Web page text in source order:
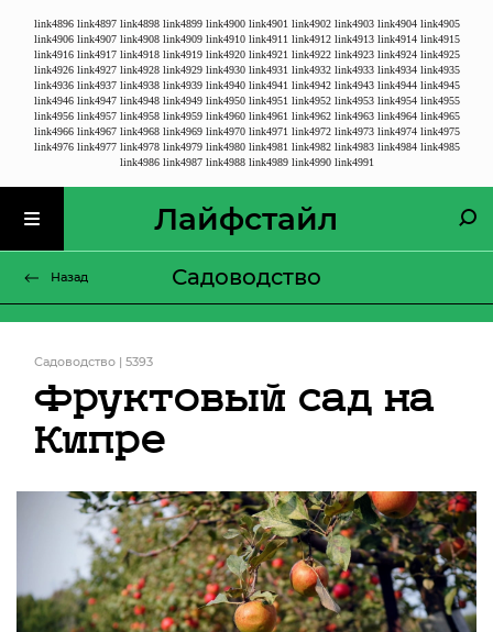
link4896 link4897 link4898 link4899 link4900 link4901 link4902 link4903 link4904 link4905
link4906 link4907 link4908 link4909 link4910 link4911 link4912 link4913 link4914 link4915
link4916 link4917 link4918 link4919 link4920 link4921 link4922 link4923 link4924 link4925
link4926 link4927 link4928 link4929 link4930 link4931 link4932 link4933 link4934 link4935
link4936 link4937 link4938 link4939 link4940 link4941 link4942 link4943 link4944 link4945
link4946 link4947 link4948 link4949 link4950 link4951 link4952 link4953 link4954 link4955
link4956 link4957 link4958 link4959 link4960 link4961 link4962 link4963 link4964 link4965
link4966 link4967 link4968 link4969 link4970 link4971 link4972 link4973 link4974 link4975
link4976 link4977 link4978 link4979 link4980 link4981 link4982 link4983 link4984 link4985
link4986 link4987 link4988 link4989 link4990 link4991
Лайфстайл
Назад Садоводство
Садоводство | 5393
Фруктовый сад на
Кипре